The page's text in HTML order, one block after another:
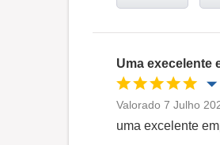
Uma execelente
Oportunidade de
Valorado 7 Julho
uma excelente